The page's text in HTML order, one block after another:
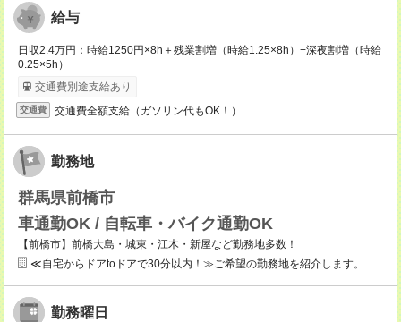
給与
日収2.4万円：時給1250円×8h＋残業割増（時給1.25×8h）+深夜割増（時給
0.25×5h）
交通費別途支給あり
交通費 交通費全額支給（ガソリン代もOK！）
勤務地
群馬県前橋市
車通勤OK / 自転車・バイク通勤OK
【前橋市】前橋大島・城東・江木・新屋など勤務地多数！
≪自宅からドアtoドアで30分以内！≫ご希望の勤務地を紹介します。
勤務曜日